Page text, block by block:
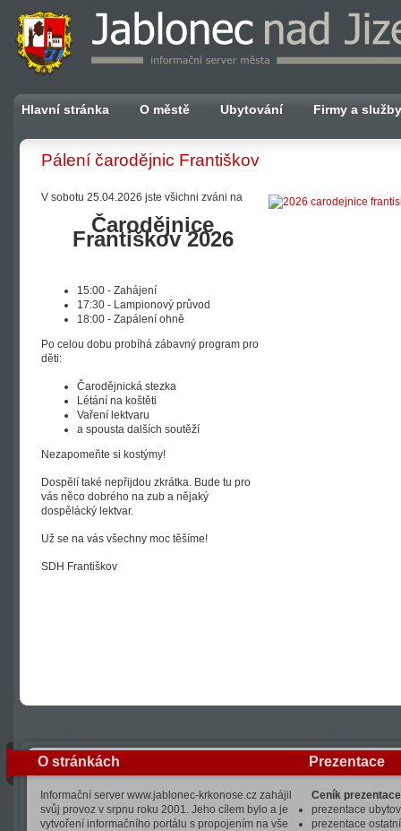
Hlavní stránka O městě Ubytování Firmy a služby
Pálení čarodějnic Františkov
V sobotu 25.04.2026 jste všichni zváni na
Čarodějnice
Františkov 2026
15:00 - Zahájení
17:30 - Lampionový průvod
18:00 - Zapálení ohně
Po celou dobu probíhá zábavný program pro
děti:
Čarodějnická stezka
Létání na koštěti
Vaření lektvaru
a spousta dalších soutěží
Nezapomeňte si kostýmy!
Dospělí také nepřijdou zkrátka. Bude tu pro
vás něco dobrého na zub a nějaký
dospělácký lektvar.
Už se na vás všechny moc těšíme!
SDH Františkov
O stránkách
Informační server www.jablonec-krkonose.cz zahájil
svůj provoz v srpnu roku 2001. Jeho cílem bylo a je
vytvoření informačního portálu s propojením na vše
Prezentace
Ceník
prezentace
prezentace